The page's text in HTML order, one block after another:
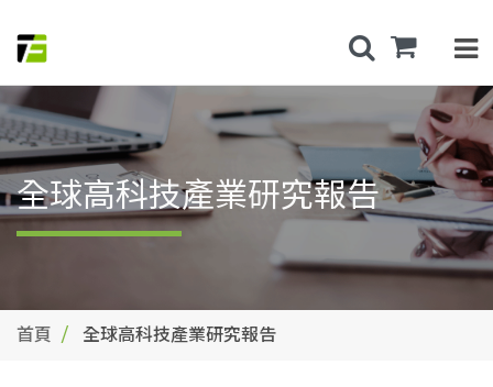
全球高科技產業研究報告
首頁 全球高科技產業研究報告